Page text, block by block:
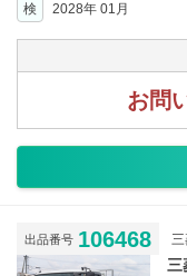
検
2028年 01月
お問
出品番号 106468
三